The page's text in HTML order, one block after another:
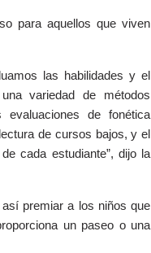
para aquellos que viven
las habilidades y el
variedad de métodos
de fonética
de cursos bajos, y el
cada estudiante”, dijo la
premiar a los niños que
un paseo o una